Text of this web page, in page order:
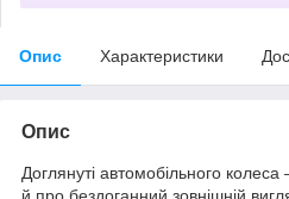
Опис Характеристики
Опис
Доглянуті автомобільного
й про бездоганний зовнішній